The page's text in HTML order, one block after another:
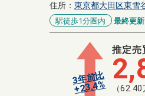
住所： 東京都大田区東雪
駅徒歩1分圏内 最終更新
3年前比
+23.4%
推定売
（62.40